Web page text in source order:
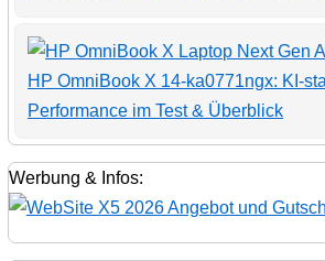
HP OmniBook X 14-ka0771ngx: KI-
Performance im Test & Überblick
Werbung & Infos: